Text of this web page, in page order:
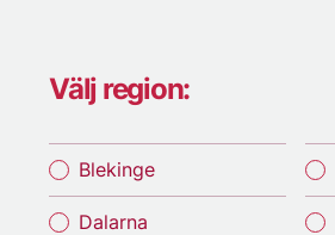
Välj region:
Blekinge
Dalarna